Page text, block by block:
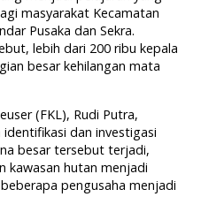
masyarakat Kecamatan
Pusaka dan Sekra.
lebih dari 200 ribu kepala
besar kehilangan mata
(FKL), Rudi Putra,
dan investigasi
besar tersebut terjadi,
kawasan hutan menjadi
pengusaha menjadi